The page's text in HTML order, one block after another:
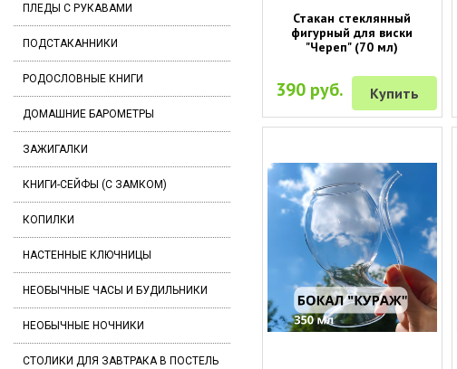
ПЛЕДЫ С РУКАВАМИ
ПОДСТАКАННИКИ
РОДОСЛОВНЫЕ КНИГИ
ДОМАШНИЕ БАРОМЕТРЫ
ЗАЖИГАЛКИ
КНИГИ-СЕЙФЫ (С ЗАМКОМ)
КОПИЛКИ
НАСТЕННЫЕ КЛЮЧНИЦЫ
НЕОБЫЧНЫЕ ЧАСЫ И БУДИЛЬНИКИ
НЕОБЫЧНЫЕ НОЧНИКИ
СТОЛИКИ ДЛЯ ЗАВТРАКА В ПОСТЕЛЬ
Стакан стеклянный
фигурный для виски
"Череп" (70 мл)
390 руб. Купить